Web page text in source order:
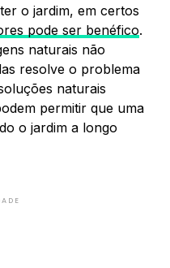
o jardim, em certos
pode ser benéfico.
naturais não
resolve o problema
naturais
permitir que uma
o jardim a longo